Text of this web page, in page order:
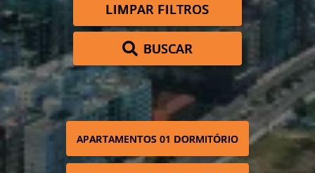
LIMPAR FILTROS
BUSCAR
APARTAMENTOS 01 DORMITÓRIO